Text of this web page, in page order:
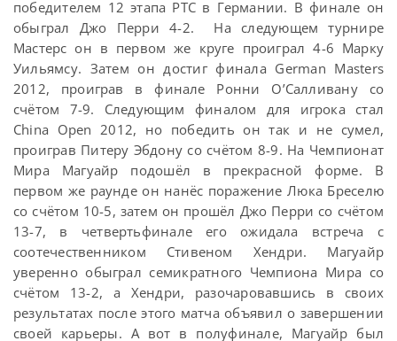
победителем 12 этапа PTC в Германии. В финале он
обыграл Джо Перри 4-2. На следующем турнире
Мастерс он в первом же круге проиграл 4-6 Марку
Уильямсу. Затем он достиг финала German Masters
2012, проиграв в финале Ронни О’Салливану со
счётом 7-9. Следующим финалом для игрока стал
China Open 2012, но победить он так и не сумел,
проиграв Питеру Эбдону со счётом 8-9. На Чемпионат
Мира Магуайр подошёл в прекрасной форме. В
первом же раунде он нанёс поражение Люка Бреселю
со счётом 10-5, затем он прошёл Джо Перри со счётом
13-7, в четвертьфинале его ожидала встреча с
соотечественником Стивеном Хендри. Магуайр
уверенно обыграл семикратного Чемпиона Мира со
счётом 13-2, а Хендри, разочаровавшись в своих
результатах после этого матча объявил о завершении
своей карьеры. А вот в полуфинале, Магуайр был